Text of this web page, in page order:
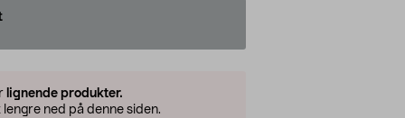
lignende produkter.
ned på denne siden.